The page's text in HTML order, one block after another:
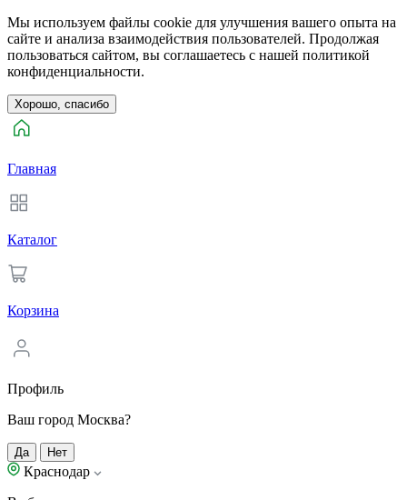
Мы используем файлы cookie для улучшения вашего опыта на
сайте и анализа взаимодействия пользователей. Продолжая
пользоваться сайтом, вы соглашаетесь с нашей политикой
конфиденциальности.
Хорошо, спасибо
Главная
Каталог
Корзина
Профиль
Ваш город Москва?
Да Нет
Краснодар